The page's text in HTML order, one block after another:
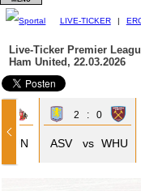
LIVE-TICKER |
Live-Ticker Premier
Ham United, 22.03.2026
SUN
2 : 0
ASV vs WHU